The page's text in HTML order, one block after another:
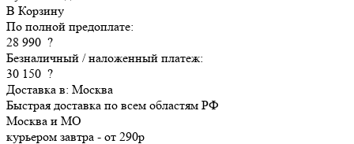
В Корзину
По полной предоплате:
28 990 ?
Безналичный / наложенный платеж:
30 150 ?
Доставка в: Москва
Быстрая доставка по всем областям РФ
Москва и МО
курьером завтра - от 290р